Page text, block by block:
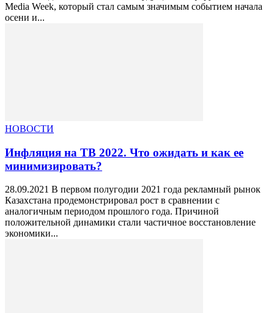
Media Week, который стал самым значимым событием начала
осени и...
НОВОСТИ
Инфляция на ТВ 2022. Что ожидать и как ее
минимизировать?
28.09.2021 В первом полугодии 2021 года рекламный рынок
Казахстана продемонстрировал рост в сравнении с
аналогичным периодом прошлого года. Причиной
положительной динамики стали частичное восстановление
экономики...